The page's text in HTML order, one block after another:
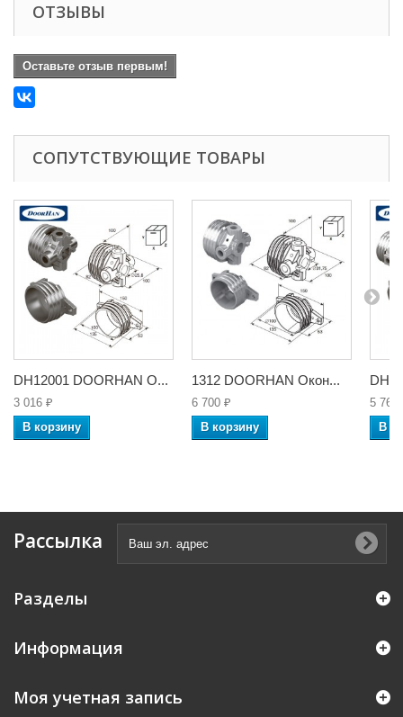
ОТЗЫВЫ
Оставьте отзыв первым!
СОПУТСТВУЮЩИЕ ТОВАРЫ
DH12001 DOORHAN О...
3 016 ₽
В корзину
1312 DOORHAN Окон...
6 700 ₽
В корзину
5 762
В
Рассылка
Разделы
Информация
Моя учетная запись